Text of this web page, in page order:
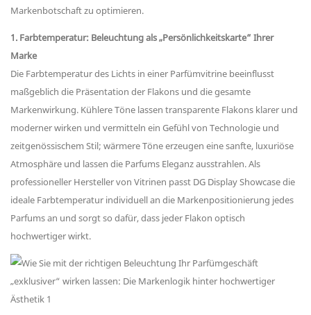
Markenbotschaft zu optimieren.
1. Farbtemperatur: Beleuchtung als „Persönlichkeitskarte“ Ihrer
Marke
Die Farbtemperatur des Lichts in einer Parfümvitrine beeinflusst
maßgeblich die Präsentation der Flakons und die gesamte
Markenwirkung. Kühlere Töne lassen transparente Flakons klarer und
moderner wirken und vermitteln ein Gefühl von Technologie und
zeitgenössischem Stil; wärmere Töne erzeugen eine sanfte, luxuriöse
Atmosphäre und lassen die Parfums Eleganz ausstrahlen. Als
professioneller Hersteller von Vitrinen passt DG Display Showcase die
ideale Farbtemperatur individuell an die Markenpositionierung jedes
Parfums an und sorgt so dafür, dass jeder Flakon optisch
hochwertiger wirkt.